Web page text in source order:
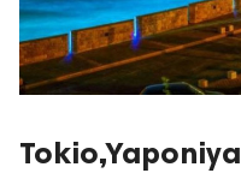
Tokio,Yaponiya